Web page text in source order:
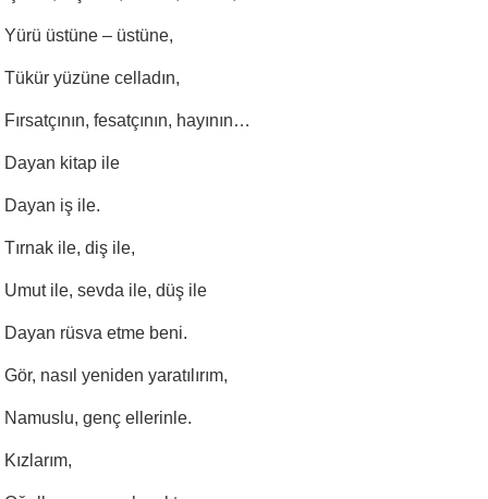
Yürü üstüne – üstüne,
Tükür yüzüne celladın,
Fırsatçının, fesatçının, hayının…
Dayan kitap ile
Dayan iş ile.
Tırnak ile, diş ile,
Umut ile, sevda ile, düş ile
Dayan rüsva etme beni.
Gör, nasıl yeniden yaratılırım,
Namuslu, genç ellerinle.
Kızlarım,